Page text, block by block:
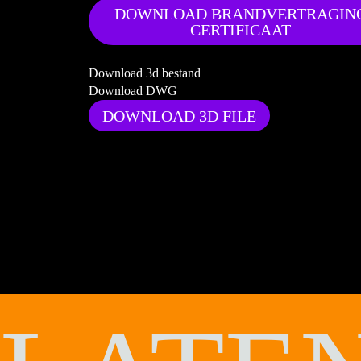
DOWNLOAD
CERTIFICAAT
Download 3d bestand
Download DWG
DOWNLOAD 3D FILE